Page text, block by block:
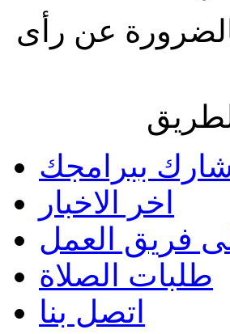
بالضرورة عن رأى
ببرامجك
اخر الاخبار
فريق العمل
طلبات الصلاة
اتصل بنا